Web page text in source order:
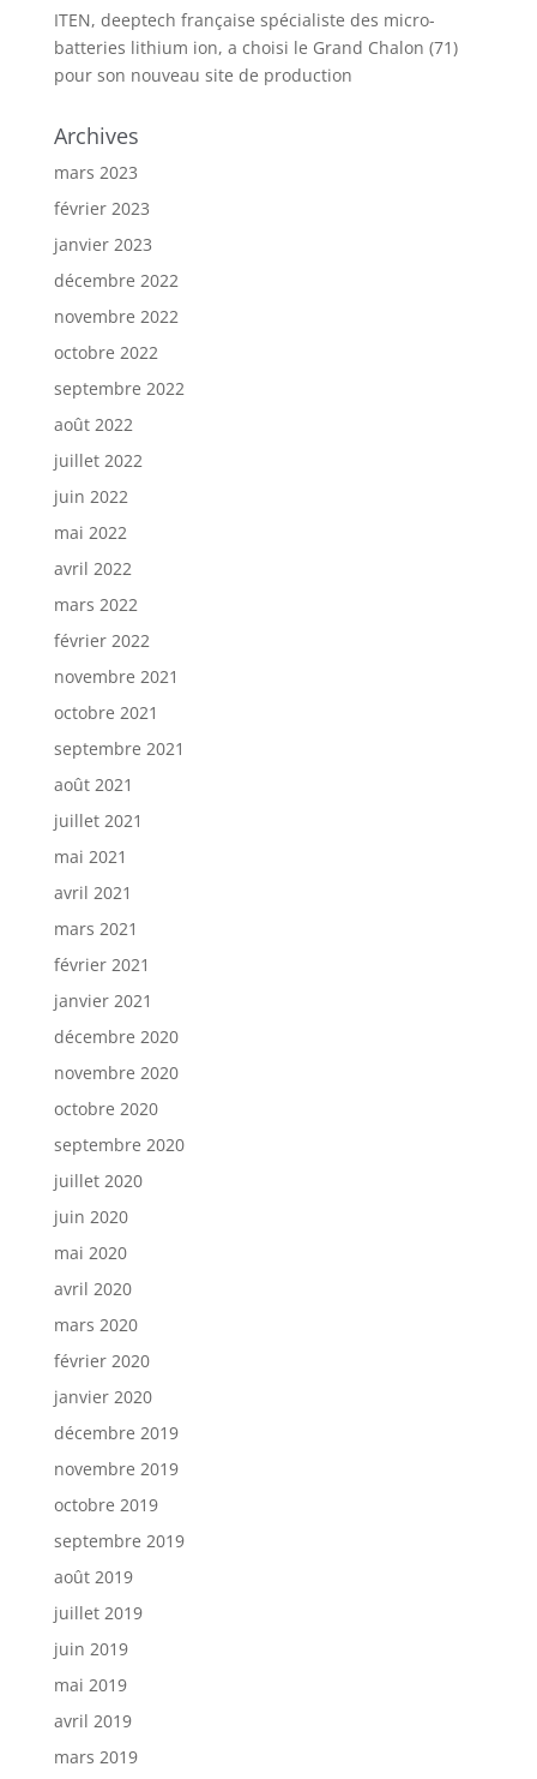
ITEN, deeptech française spécialiste des micro-
batteries lithium ion, a choisi le Grand Chalon (71)
pour son nouveau site de production
Archives
mars 2023
février 2023
janvier 2023
décembre 2022
novembre 2022
octobre 2022
septembre 2022
août 2022
juillet 2022
juin 2022
mai 2022
avril 2022
mars 2022
février 2022
novembre 2021
octobre 2021
septembre 2021
août 2021
juillet 2021
mai 2021
avril 2021
mars 2021
février 2021
janvier 2021
décembre 2020
novembre 2020
octobre 2020
septembre 2020
juillet 2020
juin 2020
mai 2020
avril 2020
mars 2020
février 2020
janvier 2020
décembre 2019
novembre 2019
octobre 2019
septembre 2019
août 2019
juillet 2019
juin 2019
mai 2019
avril 2019
mars 2019